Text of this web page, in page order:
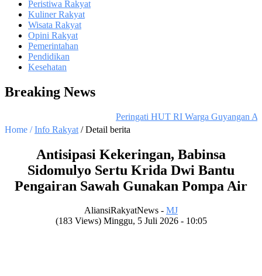
Peristiwa Rakyat
Kuliner Rakyat
Wisata Rakyat
Opini Rakyat
Pemerintahan
Pendidikan
Kesehatan
Breaking News
Peringati HUT RI Warga Guyangan
Home /Info Rakyat / Detail berita
Antisipasi Kekeringan, Babinsa
Sidomulyo Sertu Krida Dwi Bantu
Pengairan Sawah Gunakan Pompa Air
AliansiRakyatNews - MJ
(183 Views) Minggu, 5 Juli 2026 - 10:05